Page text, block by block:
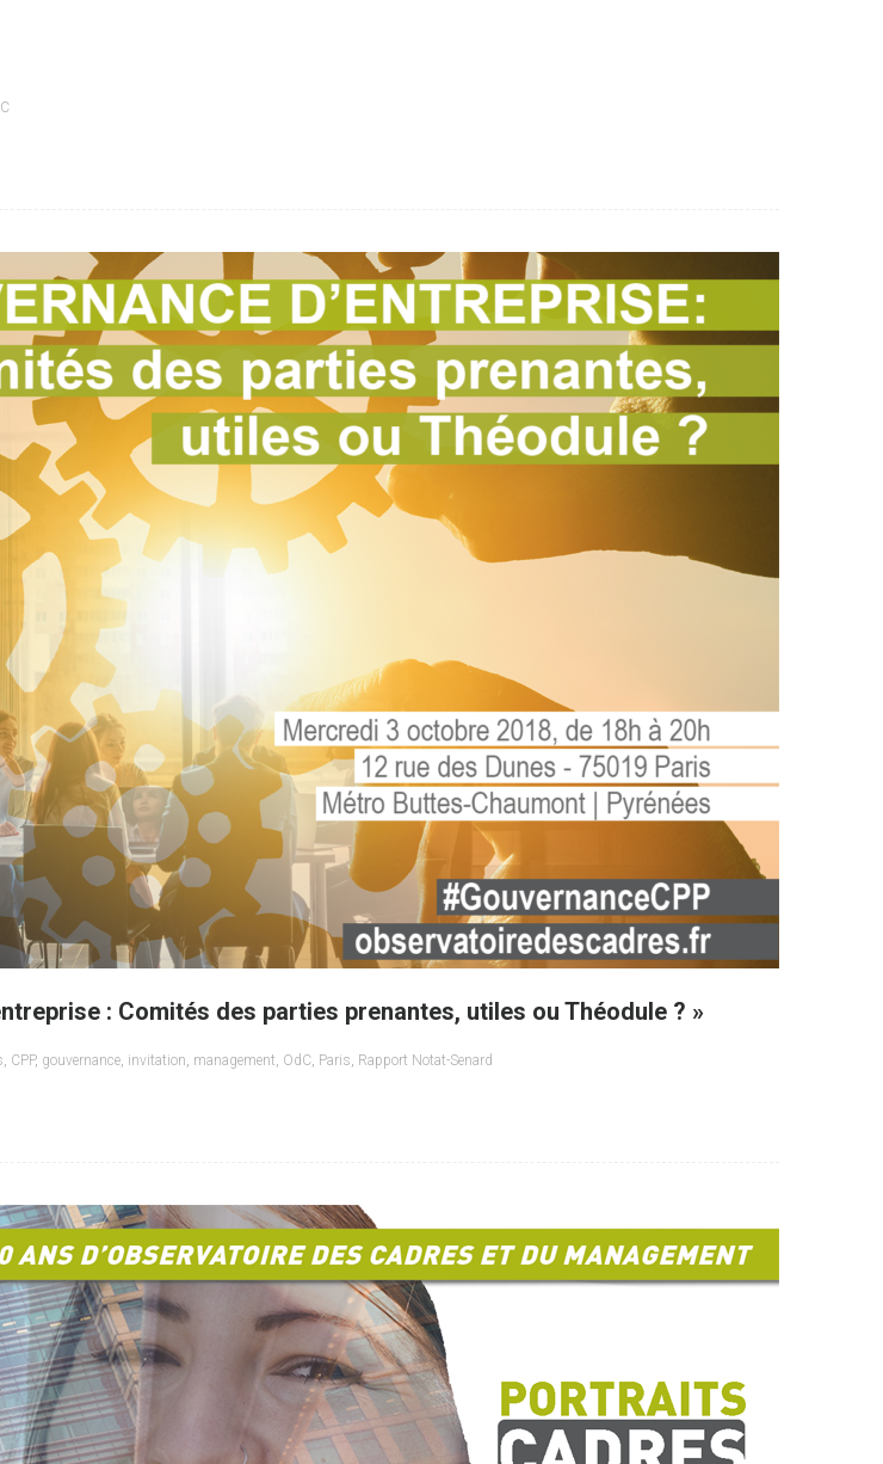
: Comités des parties prenantes, utiles ou Théodule ? »
, CPP, gouvernance, invitation, management, OdC, Paris, Rapport Notat-Senard